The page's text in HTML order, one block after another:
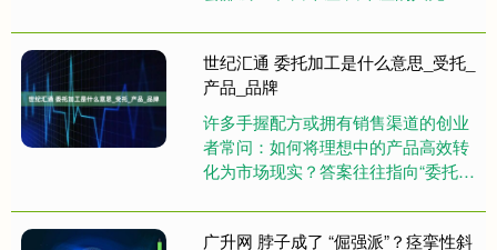
方面往往能迅速抓住机遇。由于....
世纪汇通 委托加工是什么意思_受托_
产品_品牌
许多手握配方或拥有销售渠道的创业
者常问：如何将理想中的产品高效转
化为市场现实？答案往往指向“委托加
乎品牌存续与产品品质的战略选....
广升网 脖子成了 “倔强派”？痉挛性斜